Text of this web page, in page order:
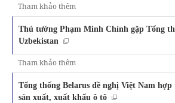
Tham khảo thêm
Thủ tướng Phạm Minh Chính gặp Tổng
Uzbekistan
Tham khảo thêm
Tổng thống Belarus đề nghị Việt Nam hợp
sản xuất, xuất khẩu ô tô